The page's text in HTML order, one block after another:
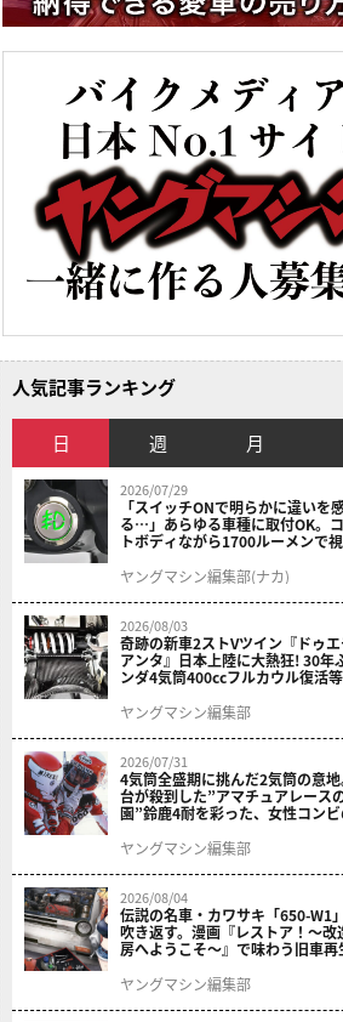
人気記事ランキング
日 週 月
2026/07/29
「スイッチONで明らかに違いを
る…」あらゆる車種に取付OK。
トボディながら1700ルーメンで
ニット プレシャスレイ スモール］
ヤングマシン編集部(ナカ)
2026/08/03
奇跡の新車2ストVツイン『ドゥ
アンタ』日本上陸に大熱狂! 30年
ンダ4気筒400ccフルカウル復活
ニュース振り返り】
ヤングマシン編集部
2026/07/31
4気筒全盛期に挑んだ2気筒の意
台が殺到した”アマチュアレース
園”鈴鹿4耐を彩った、女性コン
ヤングマシン編集部
2026/08/04
伝説の名車・カワサキ「650-W1
吹き返す。漫画『レストア！～改
房へようこそ～』で味わう旧車再
ヤングマシン編集部